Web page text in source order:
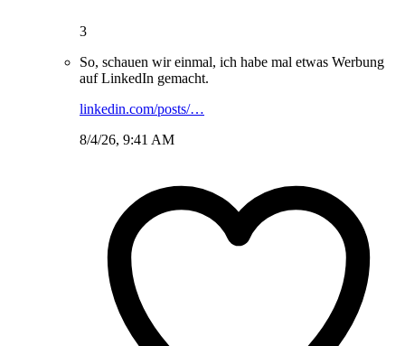
3
So, schauen wir einmal, ich habe mal etwas Werbung
auf LinkedIn gemacht.
linkedin.com/posts/…
8/4/26, 9:41 AM